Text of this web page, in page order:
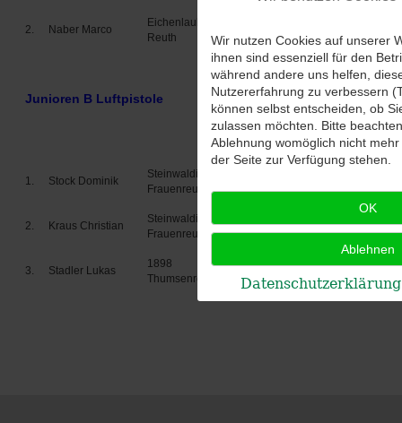
2. Naber Marco
Eichenlaub
Reuth
Junioren B Luftpistole
Mannschaft Disziplin
1. Stock Dominik
Steinwaldia
Frauenreuth
2. Kraus Christian
Steinwaldia
Frauenreuth
LP
3. Stadler Lukas
1898
Thumsenreuth
Wir nutzen Cookies auf unserer
ihnen sind essenziell für den
während andere uns helfen,
Nutzererfahrung zu verbessern
können selbst entscheiden, ob
zulassen möchten. Bitte
Ablehnung womöglich nicht
der Seite zur Verfügung stehen.
OK
Ablehnen
Datenschutzerklärung